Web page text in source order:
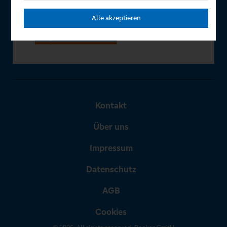
Kontakt
Über uns
Impressum
Datenschutz
AGB
Cookies
Alle akzeptieren